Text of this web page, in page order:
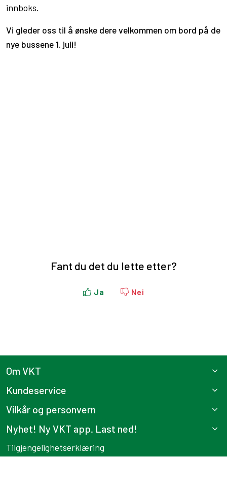
innboks.
Vi gleder oss til å ønske dere velkommen om bord på de
nye bussene 1. juli!
Fant du det du lette etter?
Ja Nei
Om VKT
Kundeservice
Vilkår og personvern
Nyhet! Ny VKT app. Last ned!
Tilgjengelighetserklæring